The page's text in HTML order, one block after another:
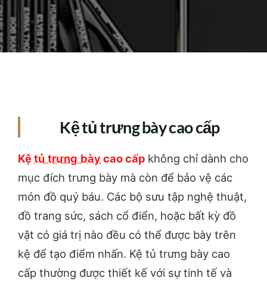
Kệ tủ trưng bày cao cấp
Kệtủ trưng bày cao cấp không chỉ dành cho
mục đích trưng bày mà còn để bảo vệ các
món đồ quý báu. Các bộ sưu tập nghệ thuật,
đồ trang sức, sách cổ điển, hoặc bất kỳ đồ
vật có giá trị nào đều có thể được bày trên
kệ để tạo điểm nhấn. Kệ tủ trưng bày cao
cấp thường được thiết kế với sự tinh tế và